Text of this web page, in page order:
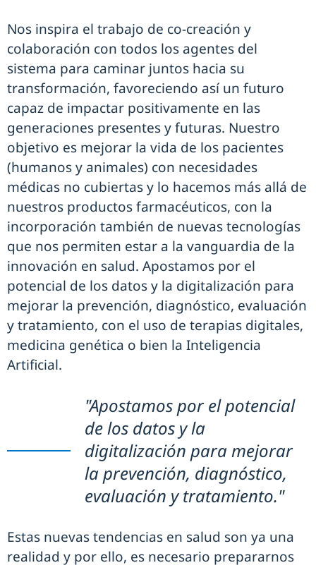
Nos inspira el trabajo de co-creación y
colaboración con todos los agentes del
sistema para caminar juntos hacia su
transformación, favoreciendo así un futuro
capaz de impactar positivamente en las
generaciones presentes y futuras. Nuestro
objetivo es mejorar la vida de los pacientes
(humanos y animales) con necesidades
médicas no cubiertas y lo hacemos más allá de
nuestros productos farmacéuticos, con la
incorporación también de nuevas tecnologías
que nos permiten estar a la vanguardia de la
innovación en salud. Apostamos por el
potencial de los datos y la digitalización para
mejorar la prevención, diagnóstico, evaluación
y tratamiento, con el uso de terapias digitales,
medicina genética o bien la Inteligencia
Artificial.
"Apostamos por el potencial
de los datos y la
digitalización para mejorar
la prevención, diagnóstico,
evaluación y tratamiento."
Estas nuevas tendencias en salud son ya una
realidad y por ello, es necesario prepararnos